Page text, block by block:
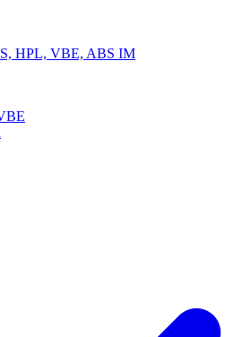
HPL, VBE, ABS IM